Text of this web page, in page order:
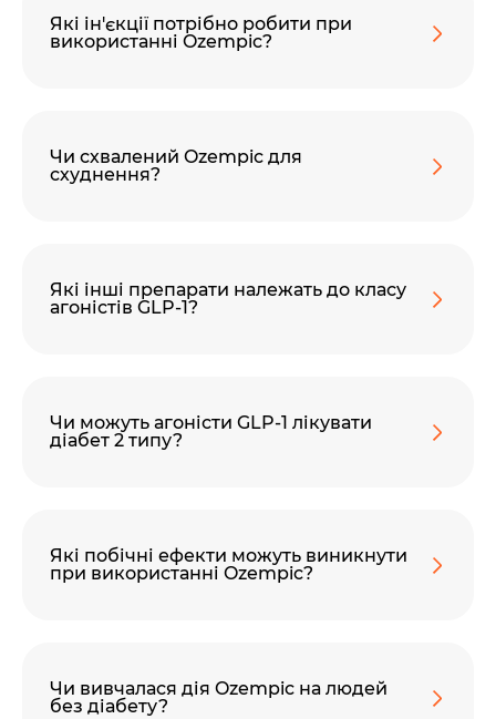
Які ін'єкції потрібно робити при
використанні Ozempic?
Чи схвалений Ozempic для
схуднення?
Які інші препарати належать до класу
агоністів GLP-1?
Чи можуть агоністи GLP-1 лікувати
діабет 2 типу?
Які побічні ефекти можуть виникнути
при використанні Ozempic?
Чи вивчалася дія Ozempic на людей
без діабету?